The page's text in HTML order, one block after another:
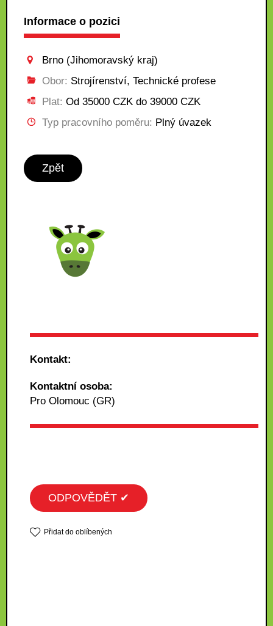
Informace o pozici
Brno (Jihomoravský kraj)
Obor: Strojírenství, Technické profese
Plat: Od 35000 CZK do 39000 CZK
Typ pracovního poměru: Plný úvazek
Zpět
Kontakt:
Kontaktní osoba:
Pro Olomouc (GR)
ODPOVĚDĚT ✔
Přidat do oblíbených